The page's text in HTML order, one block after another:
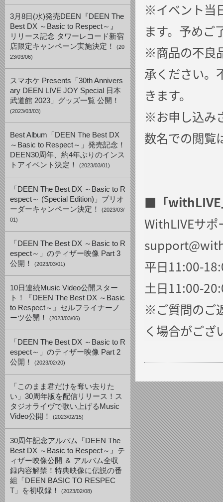
3月8日(水)発売DEEN『DEEN The
Best DX ～Basic to Respect～』
リリース記念 タワーレコード新宿
店限定キャンペーン実施決定！
(20
23/03/06)
スマホケ Presents「30th Annivers
ary DEEN LIVE JOY Special 日本
武道館 2023」グッズ一覧 公開！
(2023/03/03)
Best Album「DEEN The Best DX
～Basic to Respect～」発売記念！
DEEN30周年、約4年ぶりのインス
トアイベント決定！
(2023/03/01)
「DEEN The Best DX ～Basic to R
espect～ (Special Edition)」プリオ
ーダーキャンペーン決定！
(2023/03/
01)
「DEEN The Best DX ～Basic to R
espect～」のティザー映像 Part 3
公開！
(2023/03/01)
10日連続Music Video公開スター
ト！『DEEN The Best DX ～Basic
to Respect～』セルフライナーノ
ーツ公開！
(2023/03/06)
「DEEN The Best DX ～Basic to R
espect～」のティザー映像 Part 2
公開！
(2023/02/20)
「このまま君だけを奪い去りた
い」30周年版を配信リリース！ス
タジオライヴで歌い上げるMusic
Video公開！
(2023/02/15)
30周年記念アルバム『DEEN The
Best DX ～Basic to Respect～』テ
ィザー映像公開 ＆ アルバム全収
録内容解禁！特典映像に伝説の番
組「DEEN BASIC TO RESPEC
T」を初収録！
(2023/02/08)
※イベント当
ます。予めご
※商品の不良
承ください。
きます。
※お申し込み
数名での閲覧
■ 「
WithLIVEサポ
平日11:00-
土日11:00-
※ご質問のご
く場合がご